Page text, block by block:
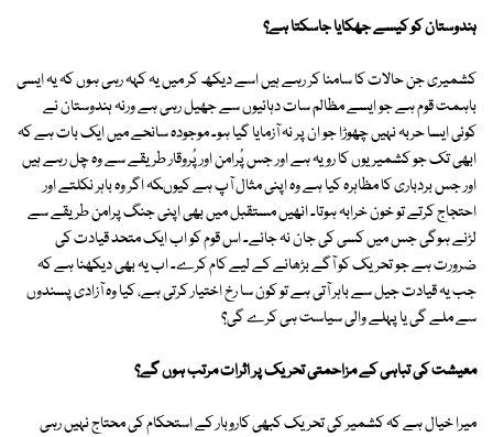
ہندوستان کو کیسے جھکایا جاسکتا ہے؟
کشمیری جن حالات کا سامنا کر رہے ہیں اسے دیکھ کر میں یہ کہہ رہی ہوں کہ یہ ایسی
باہمت قوم ہے جو ایسے مظالم سات دہائیوں سے جھیل رہی ہے ورنہ ہندوستان نے
کوئی ایسا حربہ نہیں چھوڑا جو ان پر نہ آزمایا گیا ہو۔ موجودہ سانحے میں ایک بات ہے کہ
ابھی تک جو کشمیریوں کا رویہ ہے اور جس پُرامن اور پُروقار طریقے سے وہ چل رہے ہیں
اور جس بردباری کا مظاہرہ کیا ہے وہ اپنی مثال آپ ہے کیوںکہ اگر وہ باہر نکلتے اور
احتجاج کرتے تو خون خرابہ ہوتا۔ انھیں مستقبل میں بھی اپنی جنگ پرامن طریقے سے
لڑنے ہوگی جس میں کسی کی جان نہ جائے۔ اس قوم کو اب ایک متحد قیادت کی
ضرورت ہے جو تحریک کو آگے بڑھانے کے لیے کام کرے۔ اب یہ بھی دیکھنا ہے کہ
جب یہ قیادت جیل سے باہر آتی ہے تو کون سا رخ اختیار کرتی ہے، کیا وہ آزادی پسندوں
سے ملے گی یا پہلے والی سیاست ہی کرے گی؟
معیشت کی تباہی کے مزاحمتی تحریک پر اثرات مرتب ہوں گے؟
میرا خیال ہے کہ کشمیر کی تحریک کبھی کاروبار کے استحکام کی محتاج نہیں رہی